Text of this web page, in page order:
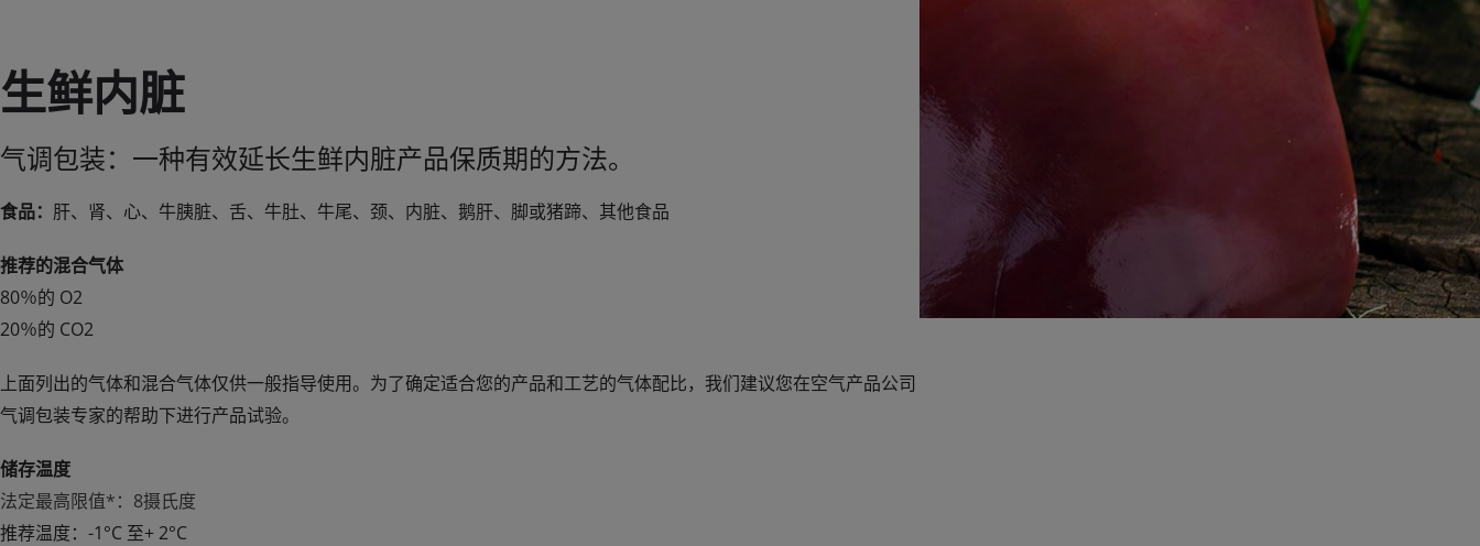
生鲜内脏
气调包装：一种有效延长生鲜内脏产品保质期的方法。
食品： 肝、肾、心、牛胰脏、舌、牛肚、牛尾、颈、内脏、鹅肝、脚或猪蹄、其他食品
推荐的混合气体
80％的 O2
20％的 CO2
上面列出的气体和混合气体仅供一般指导使用。为了确定适合您的产品和工艺的气体配比，我们建议您在空气产品公司
气调包装专家的帮助下进行产品试验。
储存温度
法定最高限值*：8摄氏度
推荐温度：-1°C 至+ 2°C